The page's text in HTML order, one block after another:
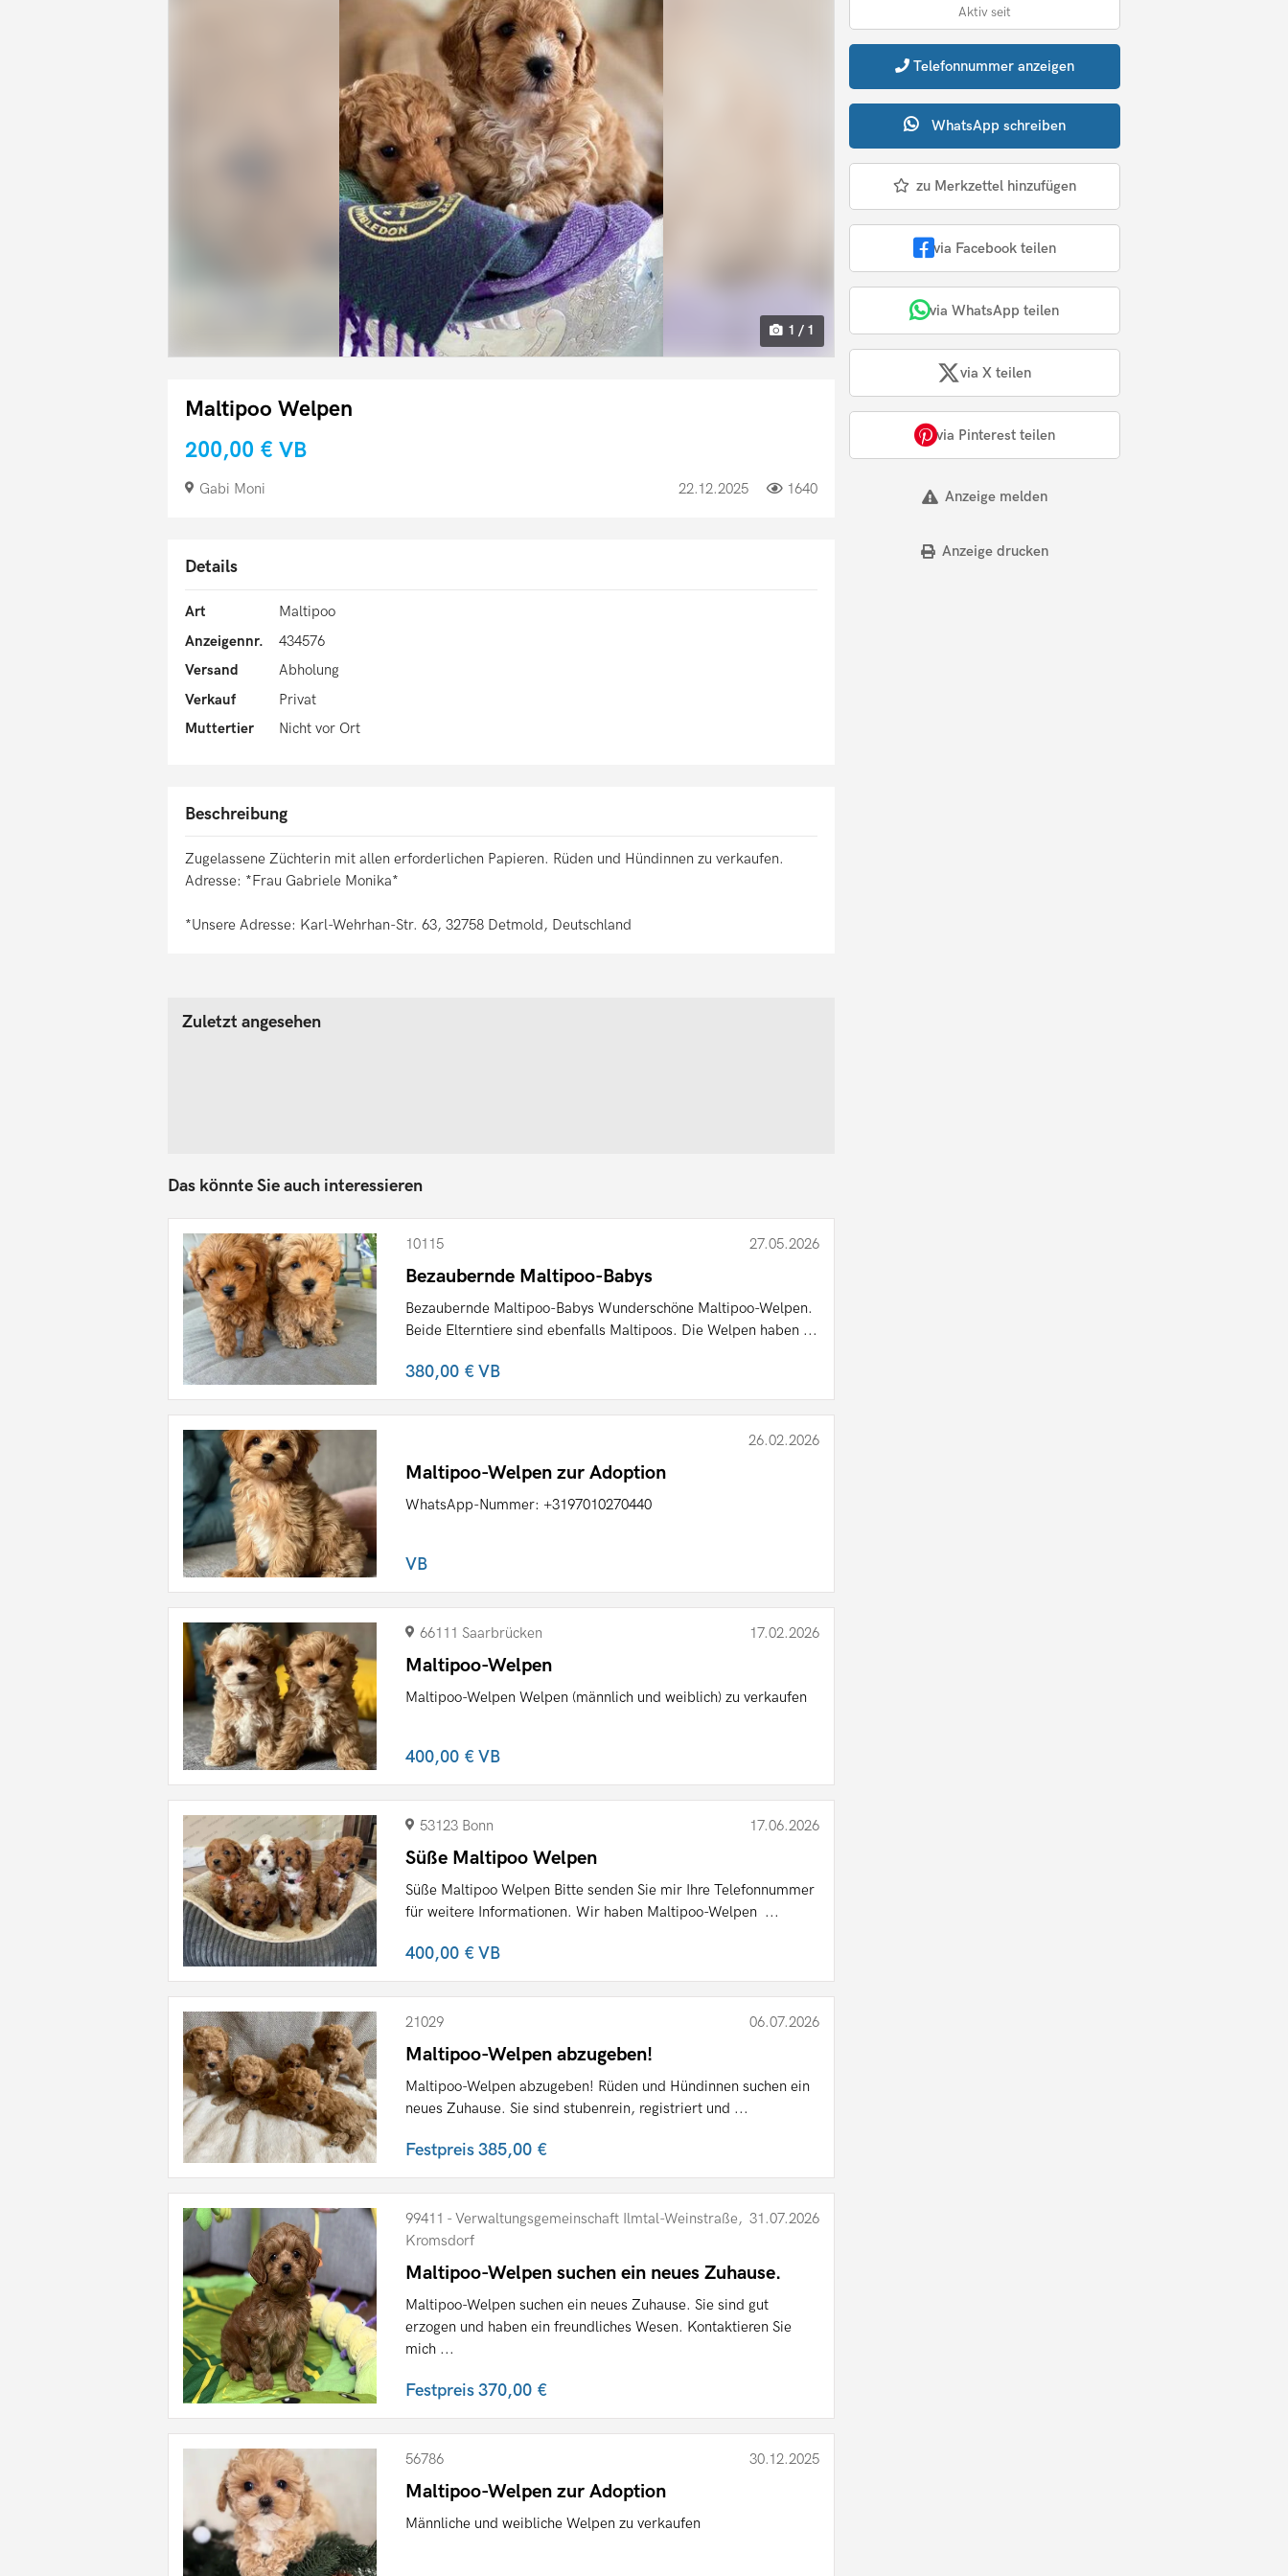
1 / 1
Maltipoo Welpen
200,00 € VB
Gabi Moni 22.12.2025 1640
Details
Art
Maltipoo
Anzeigennr.
434576
Versand
Abholung
Verkauf
Privat
Muttertier
Nicht vor Ort
Beschreibung
Zugelassene Züchterin mit allen erforderlichen Papieren. Rüden und Hündinnen zu verkaufen.
Adresse: *Frau Gabriele Monika*
*Unsere Adresse: Karl-Wehrhan-Str. 63, 32758 Detmold, Deutschland
Aktiv seit
Telefonnummer anzeigen
WhatsApp schreiben
zu Merkzettel hinzufügen
via Facebook teilen
via WhatsApp teilen
via X teilen
via Pinterest teilen
Anzeige melden
Anzeige drucken
Zuletzt angesehen
Das könnte Sie auch interessieren
10115 27.05.2026
Bezaubernde Maltipoo-Babys
Bezaubernde Maltipoo-Babys Wunderschöne Maltipoo-Welpen.
Beide Elterntiere sind ebenfalls Maltipoos. Die Welpen haben ...
380,00 €VB
26.02.2026
Maltipoo-Welpen zur Adoption
WhatsApp-Nummer: +3197010270440
VB
66111 Saarbrücken 17.02.2026
Maltipoo-Welpen
Maltipoo-Welpen Welpen (männlich und weiblich) zu verkaufen
400,00 €VB
53123 Bonn 17.06.2026
Süße Maltipoo Welpen
Süße Maltipoo Welpen Bitte senden Sie mir Ihre Telefonnummer
für weitere Informationen. Wir haben Maltipoo-Welpen ...
400,00 €VB
21029 06.07.2026
Maltipoo-Welpen abzugeben!
Maltipoo-Welpen abzugeben! Rüden und Hündinnen suchen ein
neues Zuhause. Sie sind stubenrein, registriert und ...
Festpreis385,00 €
99411 - Verwaltungsgemeinschaft Ilmtal-Weinstraße,
Kromsdorf
31.07.2026
Maltipoo-Welpen suchen ein neues Zuhause.
Maltipoo-Welpen suchen ein neues Zuhause. Sie sind gut
erzogen und haben ein freundliches Wesen. Kontaktieren Sie
mich ...
Festpreis370,00 €
56786 30.12.2025
Maltipoo-Welpen zur Adoption
Männliche und weibliche Welpen zu verkaufen